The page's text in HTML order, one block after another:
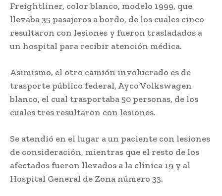
Freightliner, color blanco, modelo 1999, que
llevaba 35 pasajeros a bordo, de los cuales cinco
resultaron con lesiones y fueron trasladados a
un hospital para recibir atención médica.
Asimismo, el otro camión involucrado es de
trasporte público federal, Ayco Volkswagen
blanco, el cual trasportaba 50 personas, de los
cuales tres resultaron con lesiones.
Se atendió en el lugar a un paciente con lesiones
de consideración, mientras que el resto de los
afectados fueron llevados a la clínica 19 y al
Hospital General de Zona número 33.